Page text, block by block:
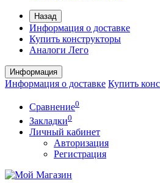
Назад
Информация о доставке
Купить конструкторы
Аналоги Лего
Информация
Информация о доставке Купить
Сравнение0
Закладки0
Личный кабинет
Авторизация
Регистрация